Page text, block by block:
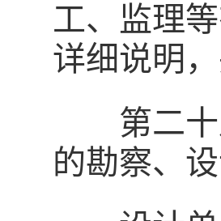
工、监理
详细说明
第二十
的勘察、设